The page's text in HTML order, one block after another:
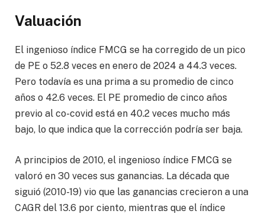
Valuación
El ingenioso índice FMCG se ha corregido de un pico
de PE o 52.8 veces en enero de 2024 a 44.3 veces.
Pero todavía es una prima a su promedio de cinco
años o 42.6 veces. El PE promedio de cinco años
previo al co-covid está en 40.2 veces mucho más
bajo, lo que indica que la corrección podría ser baja.
A principios de 2010, el ingenioso índice FMCG se
valoró en 30 veces sus ganancias. La década que
siguió (2010-19) vio que las ganancias crecieron a una
CAGR del 13.6 por ciento, mientras que el índice